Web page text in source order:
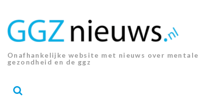
inhoud.
Onafhankelijke website met nieuws over mentale
gezondheid en de ggz